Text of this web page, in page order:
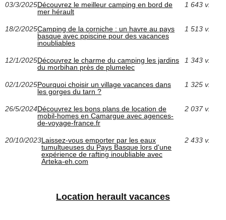
03/3/2025Découvrez le meilleur camping en bord de
mer hérault
1 643 v.
18/2/2025Camping de la corniche : un havre au pays
basque avec ppiscine pour des vacances
inoubliables
1 513 v.
12/1/2025Découvrez le charme du camping les jardins
du morbihan près de plumelec
1 343 v.
02/1/2025Pourquoi choisir un village vacances dans
les gorges du tarn ?
1 325 v.
26/5/2024Découvrez les bons plans de location de
mobil-homes en Camargue avec agences-
de-voyage-france.fr
2 037 v.
20/10/2023Laissez-vous emporter par les eaux
tumultueuses du Pays Basque lors d'une
expérience de rafting inoubliable avec
Arteka-eh.com
2 433 v.
Location herault vacances